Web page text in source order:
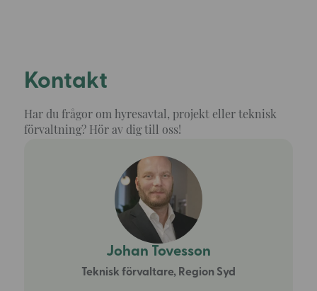
Kontakt
Har du frågor om hyresavtal, projekt eller teknisk
förvaltning? Hör av dig till oss!
Johan Tovesson
Teknisk förvaltare, Region Syd